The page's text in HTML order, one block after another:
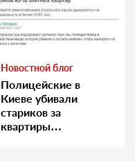
Новостной блог
Полицейские в
Киеве убивали
стариков за
квартиры…